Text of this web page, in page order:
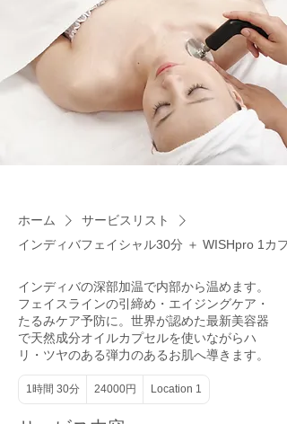
ホーム
サービスリスト
インディバフェイシャル30分 ＋ WISHpro 1カプ
インディバの深部加温で内部から温めます。
フェイスラインの引締め・エイジングケア・
たるみケア予防に。世界が認めた最新美容器
で天然成分オイルカプセルを使いながらハ
リ・ツヤのある弾力のあるお肌へ導きます。
1時間 30分
時
円24000円 Location 1